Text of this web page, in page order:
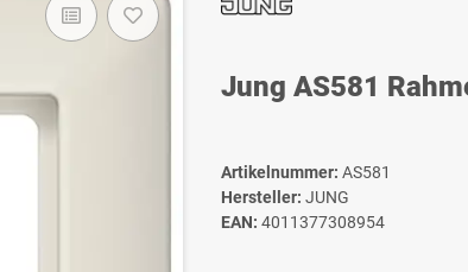
Jung AS581
Artikelnummer: AS581
Hersteller: JUNG
EAN: 4011377308954